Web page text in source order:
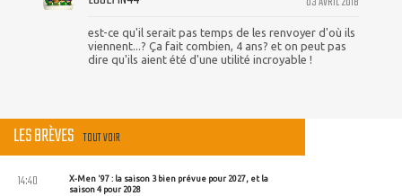
est-ce qu'il serait pas temps de les renvoyer d'où ils
viennent...? Ça fait combien, 4 ans? et on peut pas
dire qu'ils aient été d'une utilité incroyable !
LES BRÈVES TOUT VOIR
X-Men '97 : la saison 3 bien prévue pour 2027, et la
saison 4 pour 2028
14:40